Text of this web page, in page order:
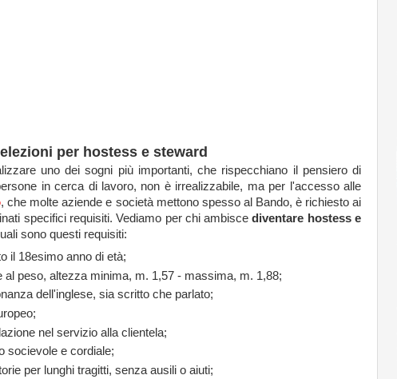
per hostess e steward
uno dei sogni più importanti, che rispecchiano il pensiero di
in cerca di lavoro, non è irrealizzabile, ma per l'accesso alle
, che molte aziende e società mettono spesso al Bando, è richiesto ai
specifici requisiti. Vediamo per chi ambiscediventare hostess e
sono questi requisiti:
il 18esimo anno di età;
al peso, altezza minima, m. 1,57 - massima, m. 1,88;
dell'inglese, sia scritto che parlato;
nel servizio alla clientela;
socievole e cordiale;
per lunghi tragitti, senza ausili o aiuti;